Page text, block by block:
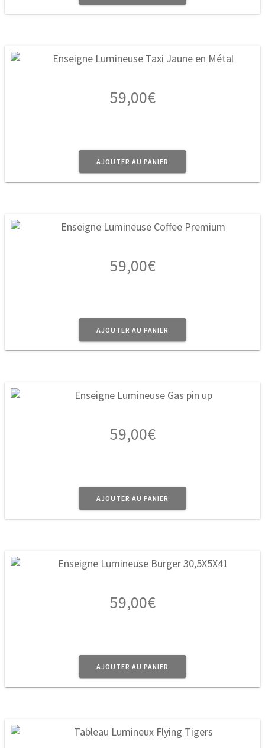
59,00€
AJOUTER AU PANIER
59,00€
AJOUTER AU PANIER
59,00€
AJOUTER AU PANIER
59,00€
AJOUTER AU PANIER